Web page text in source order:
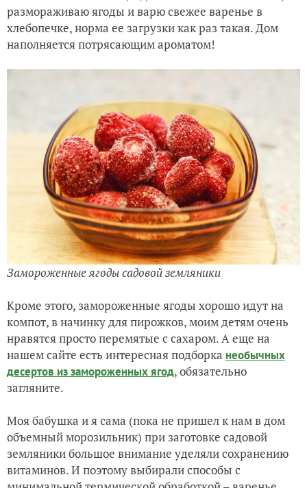
размораживаю ягоды и варю свежее варенье в
хлебопечке, норма ее загрузки как раз такая. Дом
наполняется потрясающим ароматом!
Замороженные ягоды садовой земляники
Кроме этого, замороженные ягоды хорошо идут на
компот, в начинку для пирожков, моим детям очень
нравятся просто перемятые с сахаром. А еще на
нашем сайте есть интересная подборка необычных
десертов из замороженных ягод, обязательно
загляните.
Моя бабушка и я сама (пока не пришел к нам в дом
объемный морозильник) при заготовке садовой
земляники большое внимание уделяли сохранению
витаминов. И поэтому выбирали способы с